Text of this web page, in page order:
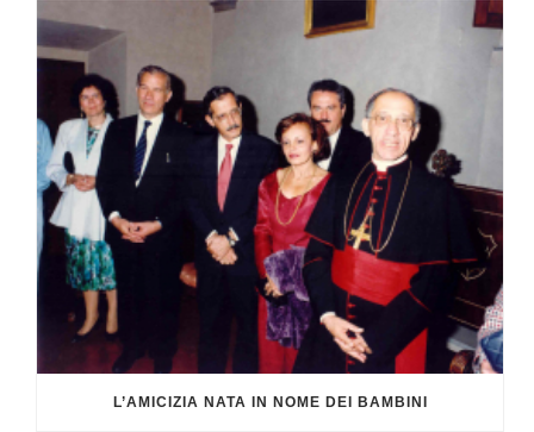
L’AMICIZIA NATA IN NOME DEI BAMBINI